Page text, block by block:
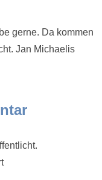
gerne. Da kommen
Jan Michaelis